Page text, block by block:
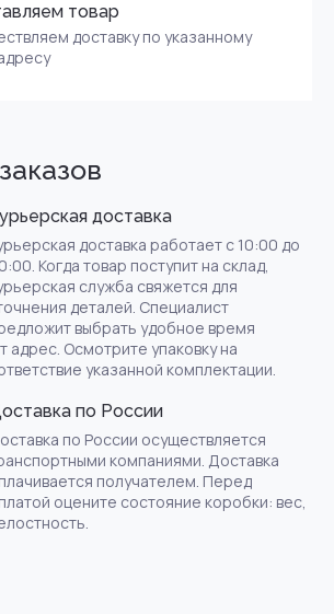
товар
доставку по указанному
доставка
доставка работает с 10:00 до
Когда товар поступит на склад,
служба свяжется для
деталей. Специалист
выбрать удобное время
адрес. Осмотрите упаковку на
указанной комплектации.
по России
по России осуществляется
компаниями. Доставка
получателем. Перед
оцените состояние коробки: вес,